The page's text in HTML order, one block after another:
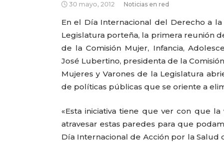
30 mayo, 2012 Noticias en red
En el Día Internacional del Derecho a
Legislatura porteña, la primera reunión
de la Comisión Mujer, Infancia,
José Lubertino, presidenta de la
Mujeres y Varones de la Legislatura
de políticas públicas que se oriente a
«Esta iniciativa tiene que ver con que
atravesar estas paredes para que
Día Internacional de Acción por la